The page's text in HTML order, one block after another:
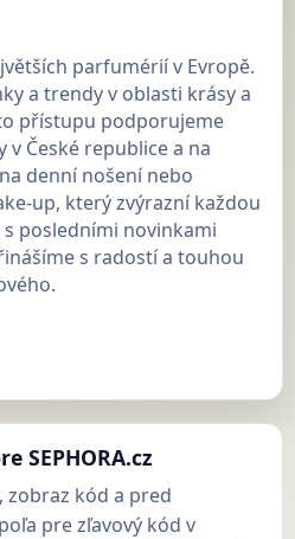
parfumérií v Evropě.
a trendy v oblasti krásy a
přístupu podporujeme
České republice a na
denní nošení nebo
up, který zvýrazní každou
posledními novinkami
s radostí a touhou
SEPHORA.cz
zobraz kód a pred
pre zľavový kód v